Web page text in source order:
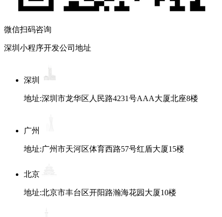
微信扫码咨询
深圳小程序开发公司地址
深圳
地址:深圳市龙华区人民路4231号AAA大厦北座8楼
广州
地址:广州市天河区体育西路57号红盾大厦15楼
北京
地址:北京市丰台区开阳路瀚海花园大厦10楼